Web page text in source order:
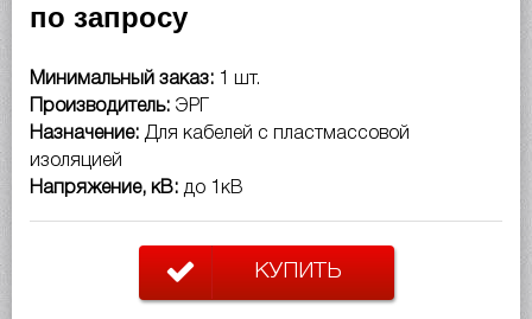
по запросу
Минимальный заказ:
1 шт.
Производитель: ЭРГ
Назначение: Для кабелей с пластмассовой
изоляцией
Напряжение, кВ: до 1кВ
КУПИТЬ